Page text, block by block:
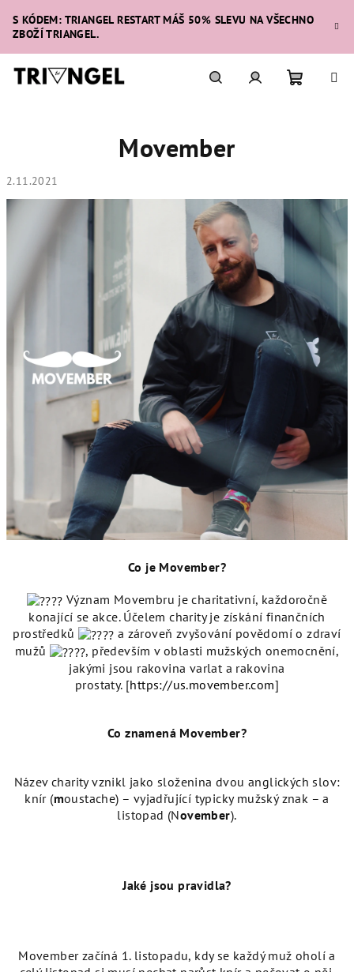
obsah
S KÓDEM: TRIANGEL RESTART MÁŠ 50% SLEVU NA VŠECHNO
ZBOŽÍ TRIANGEL.
Movember
2.11.2021
Co je Movember?
Význam Movembru je charitativní, každoročně
konající se akce. Účelem charity je získání finančních
prostředků
a zároveň zvyšování povědomí o zdraví
mužů
, především v oblasti mužských onemocnění,
jakými jsou rakovina varlat a rakovina
prostaty. [https://us.movember.com]
Co znamená Movember?
Název charity vznikl jako složenina dvou anglických slov:
knír (moustache) – vyjadřující typicky mužský znak – a
listopad (November).
Jaké jsou pravidla?
Movember začíná 1. listopadu, kdy se každý muž oholí a